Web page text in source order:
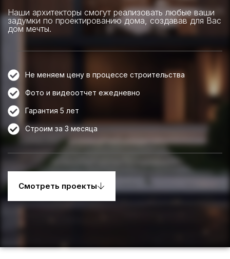
Наши архитекторы смогут реализовать любые ваши
задумки по проектированию дома, создавав для Вас
дом мечты.
Не меняем цену в процессе строительства
Фото и видеоотчет ежедневно
Гарантия 5 лет
Строим за 3 месяца
Смотреть проекты